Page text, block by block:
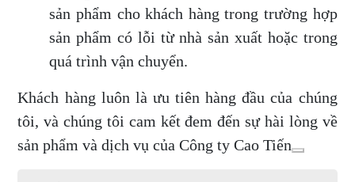
sản phẩm cho khách hàng trong trường hợp
sản phẩm có lỗi từ nhà sản xuất hoặc trong
quá trình vận chuyển.
Khách hàng luôn là ưu tiên hàng đầu của chúng
tôi, và chúng tôi cam kết đem đến sự hài lòng về
sản phẩm và dịch vụ của Công ty Cao Tiến